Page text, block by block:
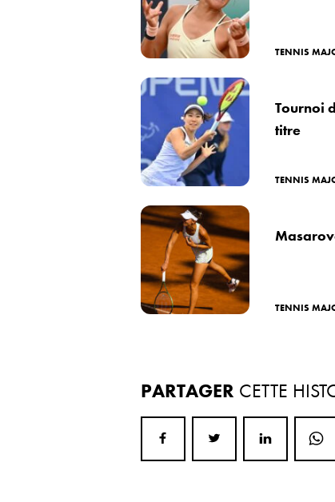
TENNIS
Tournoi
titre
TENNIS
TENNIS
PARTAGER CETTE